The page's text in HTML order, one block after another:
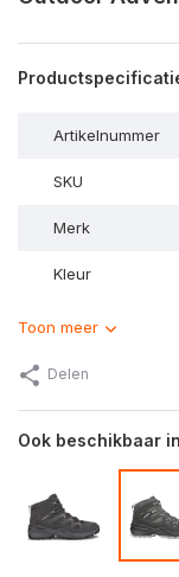
Artikelnummer
SKU
Merk
Kleur
Toon meer
Delen
Ook beschikbaar